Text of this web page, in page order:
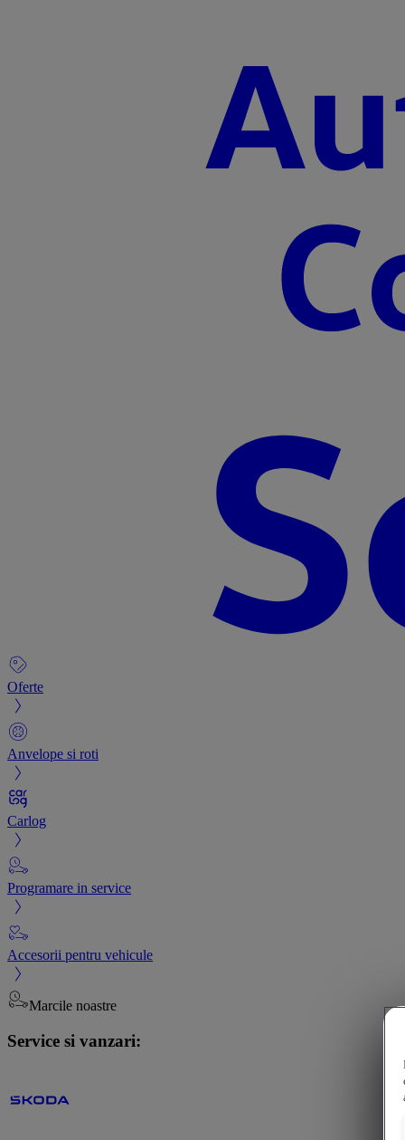
Oferte
Anvelope si roti
Carlog
Programare in service
Accesorii pentru vehicule
Marcile noastre
Service si vanzari: